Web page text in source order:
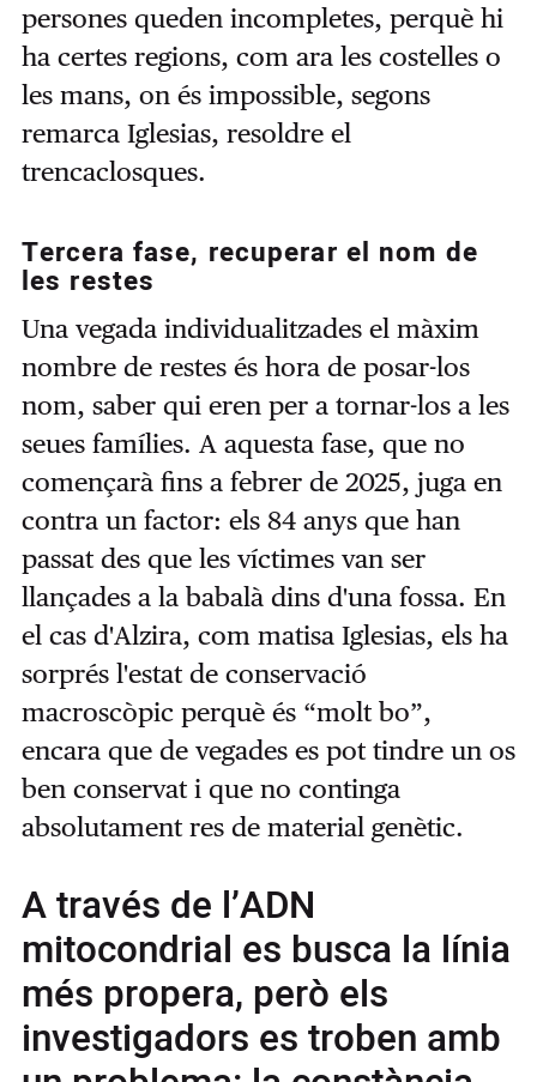
persones queden incompletes, perquè hi
ha certes regions, com ara les costelles o
les mans, on és impossible, segons
remarca Iglesias, resoldre el
trencaclosques.
Tercera fase, recuperar el nom de
les restes
Una vegada individualitzades el màxim
nombre de restes és hora de posar-los
nom, saber qui eren per a tornar-los a les
seues famílies. A aquesta fase, que no
començarà fins a febrer de 2025, juga en
contra un factor: els 84 anys que han
passat des que les víctimes van ser
llançades a la babalà dins d'una fossa. En
el cas d'Alzira, com matisa Iglesias, els ha
sorprés l'estat de conservació
macroscòpic perquè és “molt bo”,
encara que de vegades es pot tindre un os
ben conservat i que no continga
absolutament res de material genètic.
A través de l’ADN
mitocondrial es busca la línia
més propera, però els
investigadors es troben amb